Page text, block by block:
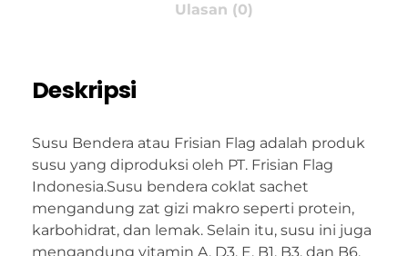
Ulasan (0)
Deskripsi
Susu Bendera atau Frisian Flag adalah produk
susu yang diproduksi oleh PT. Frisian Flag
Indonesia.Susu bendera coklat sachet
mengandung zat gizi makro seperti protein,
karbohidrat, dan lemak. Selain itu, susu ini juga
mengandung vitamin A, D3, E, B1, B3, dan B6,